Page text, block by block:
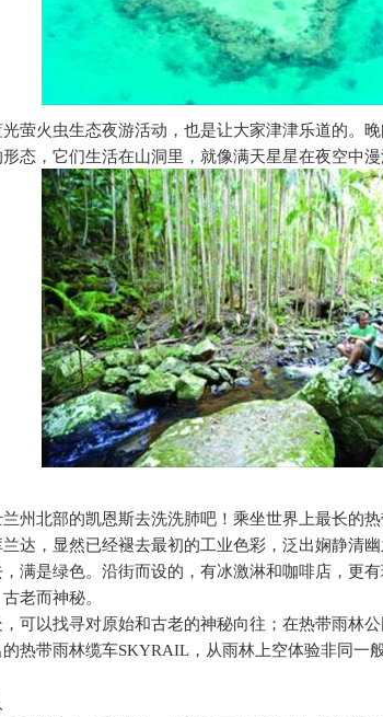
萤火虫生态夜游活动，也是让大家津津乐道的。
态，它们生活在山洞里，就像满天星星在夜空中漫
州北部的凯恩斯去洗洗肺吧！乘坐世界上最长的
达，显然已经褪去最初的工业色彩，泛出娴静清
满是绿色。沿街而设的，有冰激淋和咖啡店，更
老而神秘。
可以找寻对原始和古老的神秘向往；在热带雨林
热带雨林缆车SKYRAIL ，从雨林上空体验非同一